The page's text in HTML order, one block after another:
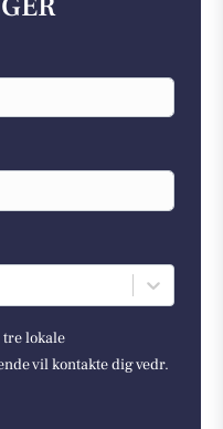
lokale
vil kontakte dig vedr.